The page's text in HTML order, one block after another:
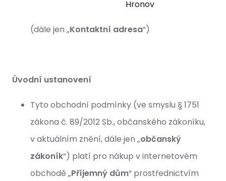
Hronov
(dále jen „Kontaktní adresa“)
Úvodní ustanovení
Tyto obchodní podmínky (ve smyslu § 1751
zákona č. 89/2012 Sb., občanského zákoníku,
v aktuálním znění, dále jen „občanský
zákoník“) platí pro nákup v internetovém
obchodě „Příjemný dům“ prostřednictvím